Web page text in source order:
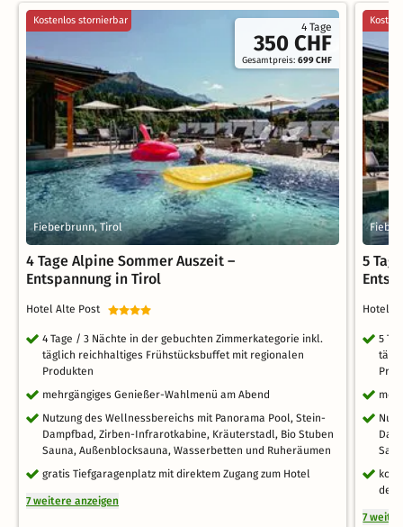
4 Tage
350 CHF
Gesamtpreis:699 CHF
Kostenlos stornierbar
Fieberbrunn, Tirol
4 Tage Alpine Sommer Auszeit –
Entspannung in Tirol
Hotel Alte Post
4 Tage / 3 Nächte in der gebuchten Zimmerkategorie inkl.
täglich reichhaltiges Frühstücksbuffet mit regionalen
Produkten
mehrgängiges Genießer-Wahlmenü am Abend
Nutzung des Wellnessbereichs mit Panorama Pool, Stein-
Dampfbad, Zirben-Infrarotkabine, Kräuterstadl, Bio Stuben
Sauna, Außenblocksauna, Wasserbetten und Ruheräumen
gratis Tiefgaragenplatz mit direktem Zugang zum Hotel
7 weitere anzeigen
5
Hotel
5
des
7